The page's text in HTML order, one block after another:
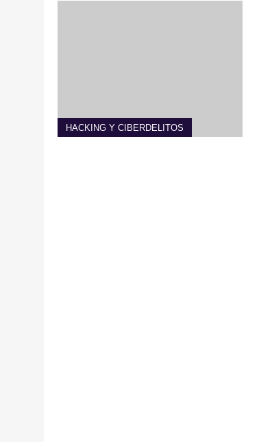
HACKING Y CIBERDELITOS